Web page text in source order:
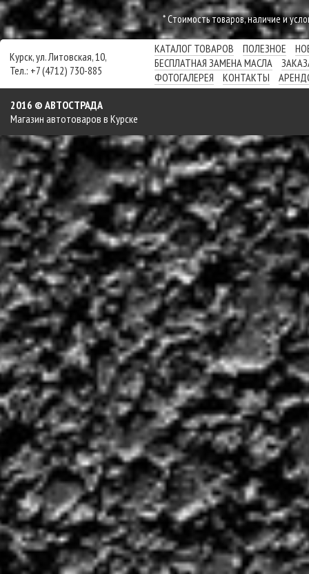
* Cтоимость товаров, наличие и
Курск, ул. Литовская, 10,
Тел.: +7 (4712) 730-885
КАТАЛОГ ТОВАРОВ ПОЛЕЗНОЕ
БЕСПЛАТНАЯ ЗАМЕНА МАСЛА
ФОТОГАЛЕРЕЯ
КОНТАКТЫ
2016 © АВТОСТРАДА
Магазин автотоваров в Курске